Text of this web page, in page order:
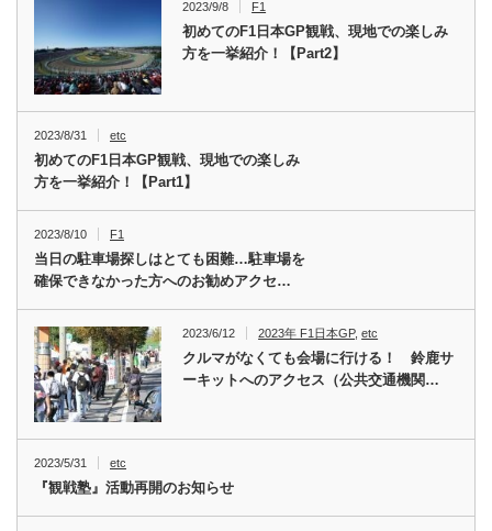
2023/9/8 F1
初めてのF1日本GP観戦、現地での楽しみ
方を一挙紹介！【Part2】
2023/8/31 etc
初めてのF1日本GP観戦、現地での楽しみ
方を一挙紹介！【Part1】
2023/8/10 F1
当日の駐車場探しはとても困難…駐車場を
確保できなかった方へのお勧めアクセ…
2023/6/12 2023年 F1日本GP,etc
クルマがなくても会場に行ける！ 鈴鹿サ
ーキットへのアクセス（公共交通機関…
2023/5/31 etc
『観戦塾』活動再開のお知らせ